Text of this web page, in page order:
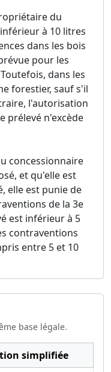
du
à 10 litres
dans les bois
pour les
dans les
forestier, sauf s'il
l'autorisation
prélevé n'excède
concessionnaire
et qu'elle est
elle est punie de
de la 3e
est inférieur à 5
contraventions
entre 5 et 10
base légale.
simplifiée